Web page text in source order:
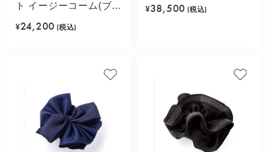
ト イージーコーム(ブラ
¥24,200 (税込)
¥38,500 (税込)